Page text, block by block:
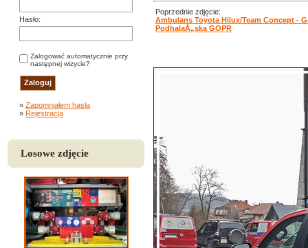
Hasło:
Zalogować automatycznie przy
następnej wizycie?
» Zapomniałem hasła
» Rejestracja
Losowe zdjęcie
Poprzednie zdjęcie:
Ambulans Toyota Hilux/Team Concept -
PodhalaÅ„ska GOPR